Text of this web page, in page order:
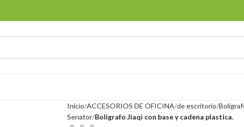
Inicio ACCESORIOS DE OFICINA de escritorio
Senator Boligrafo Jiaqi con base y cadena plastica.